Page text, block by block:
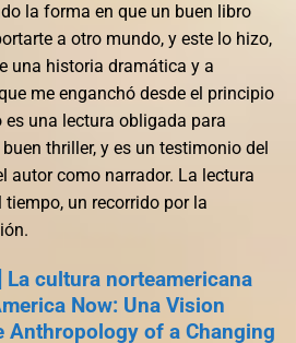
la forma en que un buen libro
a otro mundo, y este lo hizo,
una historia dramática y a
me enganchó desde el principio
una lectura obligada para
thriller, y es un testimonio del
autor como narrador. La lectura
tiempo, un recorrido por la
La cultura norteamericana
Now: Una Vision
Anthropology of a Changing